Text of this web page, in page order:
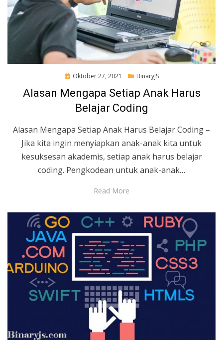
Posted
Oktober 27, 2021 BinaryJS
Alasan Mengapa Setiap Anak Harus
Belajar Coding
Alasan Mengapa Setiap Anak Harus Belajar Coding –
Jika kita ingin menyiapkan anak-anak kita untuk
kesuksesan akademis, setiap anak harus belajar
coding. Pengkodean untuk anak-anak…
Read More